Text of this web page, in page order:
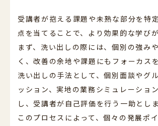
受講者が抱える課題や未熟な部分を特
点を当てることで、より効果的な学びが
まず、洗い出しの際には、個別の強み
く、改善の余地や課題にもフォーカスを
洗い出しの手法として、個別面談やグ
ッション、実地の業務シミュレーショ
し、受講者が自己評価を行う一助としま
このプロセスによって、個々の発展ポ